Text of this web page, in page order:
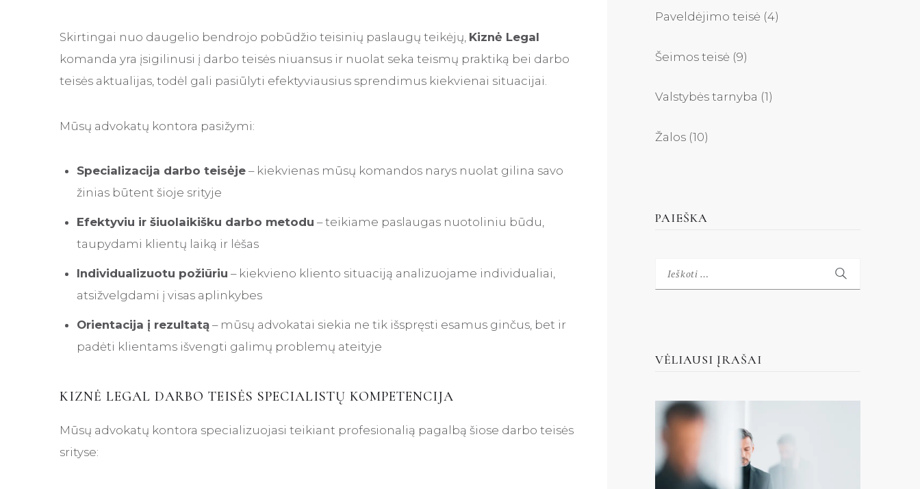
Skirtingai nuo daugelio bendrojo pobūdžio teisinių paslaugų teikėjų, Kiznė Legal
komanda yra įsigilinusi į darbo teisės niuansus ir nuolat seka teismų praktiką bei darbo
teisės aktualijas, todėl gali pasiūlyti efektyviausius sprendimus kiekvienai situacijai.
Mūsų advokatų kontora pasižymi:
Specializacija darbo teisėje – kiekvienas mūsų komandos narys nuolat gilina savo
žinias būtent šioje srityje
Efektyviu ir šiuolaikišku darbo metodu – teikiame paslaugas nuotoliniu būdu,
taupydami klientų laiką ir lėšas
Individualizuotu požiūriu – kiekvieno kliento situaciją analizuojame individualiai,
atsižvelgdami į visas aplinkybes
Orientacija į rezultatą – mūsų advokatai siekia ne tik išspręsti esamus ginčus, bet ir
padėti klientams išvengti galimų problemų ateityje
KIZNĖ LEGAL DARBO TEISĖS SPECIALISTŲ KOMPETENCIJA
Mūsų advokatų kontora specializuojasi teikiant profesionalią pagalbą šiose darbo teisės
srityse:
Paveldėjimo teisė (4)
Šeimos teisė (9)
Valstybės tarnyba (1)
Žalos (10)
PAIEŠKA
Ieškoti:
VĖLIAUSI ĮRAŠAI